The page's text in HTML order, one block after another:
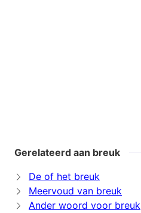
Gerelateerd aan breuk
De of het breuk
Meervoud van breuk
Ander woord voor breuk